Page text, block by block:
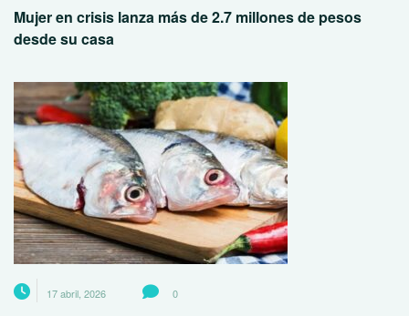
Mujer en crisis lanza más de 2.7 millones de pesos
desde su casa
17 abril, 2026 0